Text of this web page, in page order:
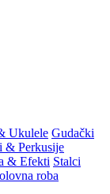
Ukulele Gudački
& Perkusije
& Efekti Stalci
roba